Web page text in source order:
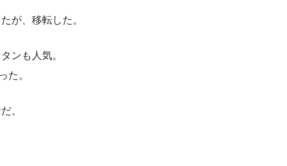
が、移転した。
ンも人気。
た。
。